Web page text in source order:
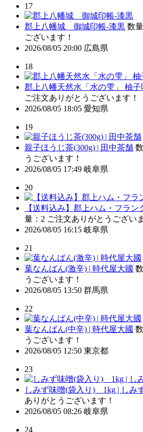
17
郡上八幡城 御城印帳-漆黒 数
ございます！
2026/08/05 20:00 広島県
18
郡上八幡天然水「水の雫」 柚子
ご注文ありがとうございます！
2026/08/05 18:05 愛知県
19
親子ほうじ茶(300g) | 田中茶舗
うございます！
2026/08/05 17:49 岐阜県
20
【送料込み】郡上ハム・フラ
量：2 ご注文ありがとうござい
2026/08/05 16:15 岐阜県
21
葉なんばん(激辛) | 時代屋大國
うございます！
2026/08/05 13:50 群馬県
22
葉なんばん(中辛) | 時代屋大國
うございます！
2026/08/05 12:50 東京都
23
しみず味噌(袋入り) 1kg | しみ
ありがとうございます！
2026/08/05 08:26 岐阜県
24